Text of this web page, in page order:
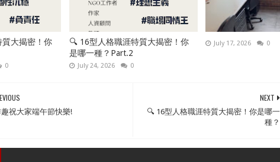
大揭密！你
0
🔍 16型人格職涯特質大揭密！你
是哪一種？Part.2
July 24, 2026 0
July 17, 2026 0
NEXT
🔍 16型人格職涯特質大揭密！你是哪一
種？
祝大家端午節快樂!